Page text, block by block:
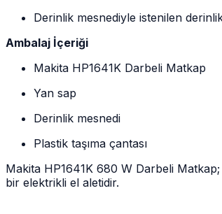
Derinlik mesnediyle istenilen
Ambalaj İçeriği
Makita HP1641K Darbeli Matkap
Yan sap
Derinlik mesnedi
Plastik taşıma çantası
Makita HP1641K 680 W Darbeli
bir elektrikli el aletidir.